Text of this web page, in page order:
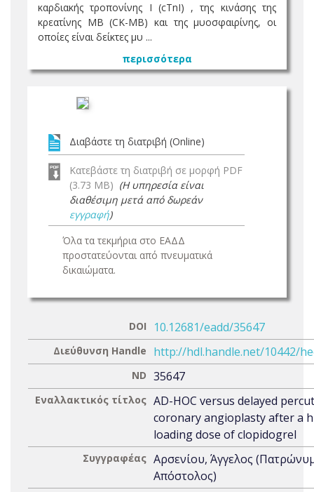
καρδιακής τροπονίνης Ι (cTnI) , της κινάσης της
κρεατίνης MB (CK-MB) και της μυοσφαιρίνης, οι
οποίες είναι δείκτες μυ ...
περισσότερα
Διαβάστε τη διατριβή (Online)
Κατεβάστε τη διατριβή σε μορφή PDF
(3.73 MB) (Η υπηρεσία είναι
διαθέσιμη μετά από δωρεάν
εγγραφή)
Όλα τα τεκμήρια στο ΕΑΔΔ
προστατεύονται από πνευματικά
δικαιώματα.
DOI 10.12681/eadd/35647
Διεύθυνση Handle http://hdl.handle.net/10442/
ND 35647
Εναλλακτικός τίτλος AD-HOC versus delayed
coronary angioplasty after a
loading dose of clopidogrel
Συγγραφέας Αρσενίου, Άγγελος
Απόστολος)